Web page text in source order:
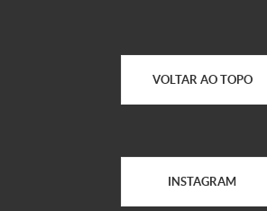
VOLTAR AO TOPO
INSTAGRAM